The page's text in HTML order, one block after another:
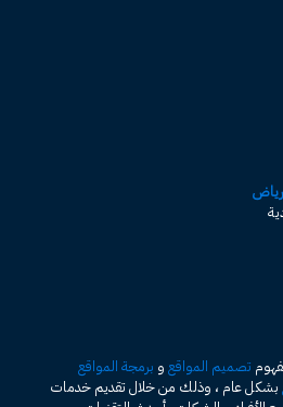
تصميم المواقع و برمجة المواقع
بشكل عام ، وذلك من خلال تقديم خدمات